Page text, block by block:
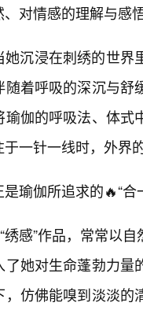
对情感的理解与感
她沉浸在刺绣的世界
着呼吸的深沉与
瑜伽的呼吸法、体
一针一线时，外界
瑜伽所追求的🔥“
绣感”作品，常常以
了她对生命蓬勃力
，仿佛能嗅到淡淡